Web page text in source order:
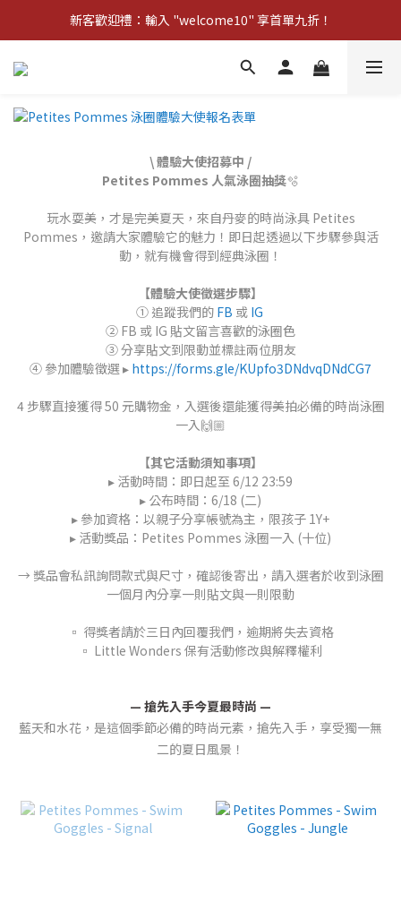
新客歡迎禮：輸入 "welcome10" 享首單九折！
新客歡迎禮：輸入 "welcome10" 享首單九折！
Pom d'Api 畢業特典 · 全品項買一送一
\ 體驗大使招募中 /
Petites Pommes 人氣泳圈抽獎🫧
玩水耍美，才是完美夏天，來自丹麥的時尚泳具 Petites
Pommes，邀請大家體驗它的魅力！即日起透過以下步驟參與活
動，就有機會得到經典泳圈！
【體驗大使徵選步驟】
① 追蹤我們的 FB 或IG
② FB 或 IG 貼文留言喜歡的泳圈色
③ 分享貼文到限動並標註兩位朋友
④ 參加體驗徵選 ▸ https://forms.gle/KUpfo3DNdvqDNdCG7
4 步驟直接獲得 50 元購物金，入選後還能獲得美拍必備的時尚泳圈
一入🙌🏼
【其它活動須知事項】
▸ 活動時間：即日起至 6/12 23:59
▸ 公布時間：6/18 (二)
▸ 參加資格：以親子分享帳號為主，限孩子 1Y+
▸ 活動獎品：Petites Pommes 泳圈一入 (十位)
→ 獎品會私訊詢問款式與尺寸，確認後寄出，請入選者於收到泳圈
一個月內分享一則貼文與一則限動
▫️ 得獎者請於三日內回覆我們，逾期將失去資格
▫️ Little Wonders 保有活動修改與解釋權利
— 搶先入手今夏最時尚 —
藍天和水花，是這個季節必備的時尚元素，搶先入手，享受獨一無
二的夏日風景！